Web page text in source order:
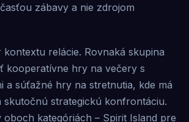
zábavy a nie zdrojom
kontextu relácie. Rovnaká skupina
kooperatívne hry na večery s
a súťažné hry na stretnutia, kde má
skutočnú strategickú konfrontáciu.
oboch kategóriách – Spirit Island pre